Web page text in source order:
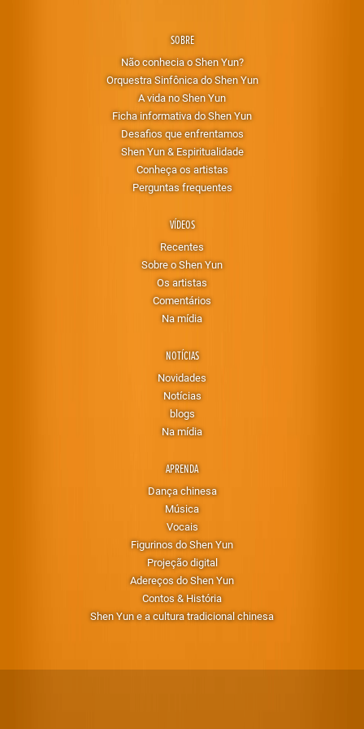
SOBRE
Não conhecia o Shen Yun?
Orquestra Sinfônica do Shen Yun
A vida no Shen Yun
Ficha informativa do Shen Yun
Desafios que enfrentamos
Shen Yun & Espiritualidade
Conheça os artistas
Perguntas frequentes
VÍDEOS
Recentes
Sobre o Shen Yun
Os artistas
Comentários
Na mídia
NOTÍCIAS
Novidades
Notícias
blogs
Na mídia
APRENDA
Dança chinesa
Música
Vocais
Figurinos do Shen Yun
Projeção digital
Adereços do Shen Yun
Contos & História
Shen Yun e a cultura tradicional chinesa